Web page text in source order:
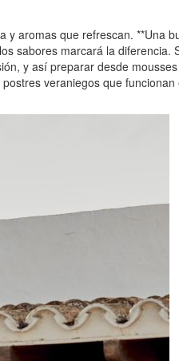
y aromas que refrescan. **Una
sabores marcará la diferencia.
y así preparar desde
veraniegos que